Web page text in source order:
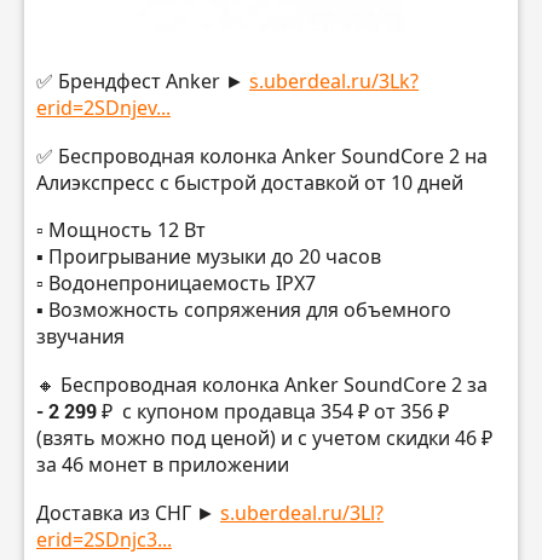
✅ Брендфест Anker ► s.uberdeal.ru/3Lk?
erid=2SDnjev...
✅ Беспроводная колонка Anker SoundCore 2 на
Алиэкспресс с быстрой доставкой от 10 дней
▫️ Мощность 12 Вт
▪️ Проигрывание музыки до 20 часов
▫️ Водонепроницаемость IPX7
▪️ Возможность сопряжения для объемного
звучания
🔸 Беспроводная колонка Anker SoundCore 2 за
- 2 299 ₽ с купоном продавца 354 ₽ от 356 ₽
(взять можно под ценой) и с учетом скидки 46 ₽
за 46 монет в приложении
Доставка из СНГ ► s.uberdeal.ru/3Ll?
erid=2SDnjc3...